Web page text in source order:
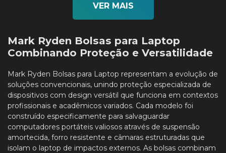
VER MAIS
Mark Ryden Bolsas para Laptop
Combinando Proteção e Versatilidade
Mark Ryden Bolsas para Laptop representam a evolução de
soluções convencionais, unindo proteção especializada de
dispositivos com design versátil que funciona em contextos
profissionais e acadêmicos variados. Cada modelo foi
construído especificamente para salvaguardar
computadores portáteis valiosos através de suspensão
amortecida, forro resistente e câmaras estruturadas que
isolam o laptop de impactos externos. As bolsas combinam